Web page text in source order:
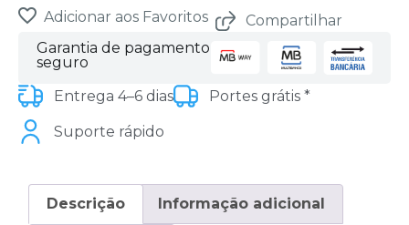
Adicionar aos Favoritos
Compartilhar
Garantia de pagamento
seguro
Entrega 4–6 dias
Portes grátis *
Suporte rápido
Descrição Informação adicional